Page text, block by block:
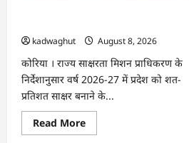
kadwaghut
August 8, 2026
कोरिया । राज्य साक्षरता मिशन प्राधिकरण के
निर्देशानुसार वर्ष 2026-27 में प्रदेश को शत-
प्रतिशत साक्षर बनाने के...
Read MoreRead
more